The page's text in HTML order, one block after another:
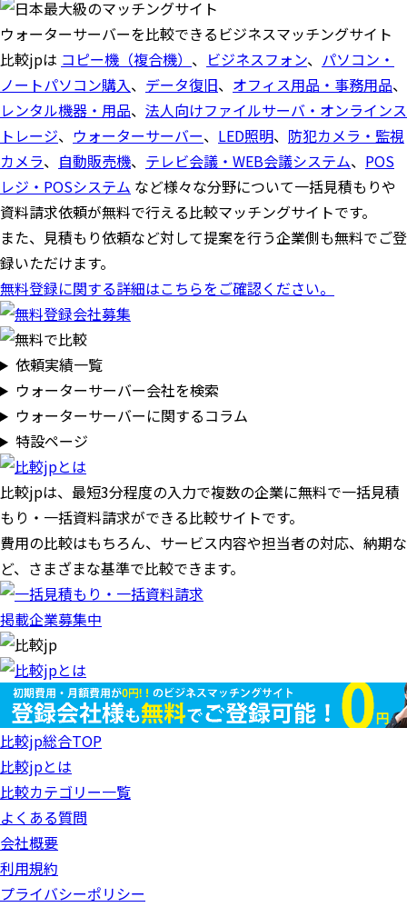
ウォーターサーバーを比較できるビジネスマッチングサイト
比較jpは コピー機（複合機） 、 ビジネスフォン、 パソコン・
ノートパソコン購入、 データ復旧、 オフィス用品・事務用品、
レンタル機器・用品、 法人向けファイルサーバ・オンラインス
トレージ、 ウォーターサーバー、 LED照明、 防犯カメラ・監視
カメラ、 自動販売機、 テレビ会議・WEB会議システム、 POS
レジ・POSシステム など様々な分野について一括見積もりや
資料請求依頼が無料で行える比較マッチングサイトです。
また、見積もり依頼など対して提案を行う企業側も無料でご登
録いただけます。
無料登録に関する詳細はこちらをご確認ください。
依頼実績一覧
ウォーターサーバー会社を検索
ウォーターサーバーに関するコラム
特設ページ
比較jpは、 最短3分程度の入力で複数の企業に無料で一括見積
もり・一括資料請求ができる比較サイトです。
費用の比較はもちろん、サービス内容や担当者の対応、納期な
ど、さまざまな基準で比較できます。
掲載企業募集中
比較jp総合TOP
比較jpとは
比較カテゴリー一覧
よくある質問
会社概要
利用規約
プライバシーポリシー